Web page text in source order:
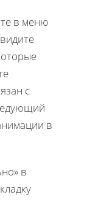
в меню
с
в
в